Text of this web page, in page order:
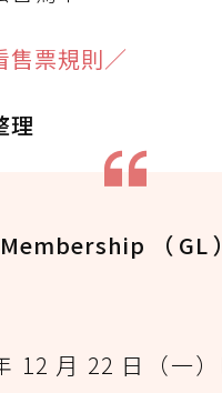
售票規則／
理
Membership（
12 月 22 日（一